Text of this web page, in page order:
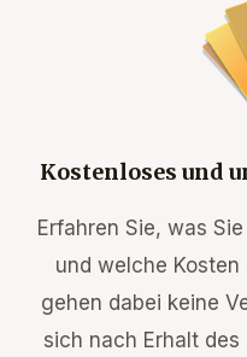
Kostenloses und
Erfahren Sie, was
und welche
gehen dabei keine
sich nach Erhalt